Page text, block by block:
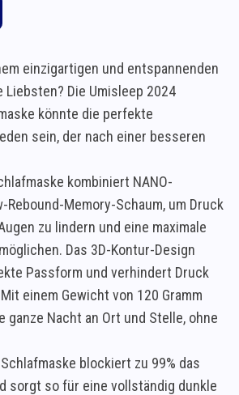
einzigartigen und entspannenden
Liebsten? Die Umisleep 2024
könnte die perfekte
sein, der nach einer besseren
kombiniert NANO-
Rebound-Memory-Schaum, um Druck
zu lindern und eine maximale
Das 3D-Kontur-Design
Passform und verhindert Druck
einem Gewicht von 120 Gramm
ganze Nacht an Ort und Stelle, ohne
blockiert zu 99% das
sorgt so für eine vollständig dunkle